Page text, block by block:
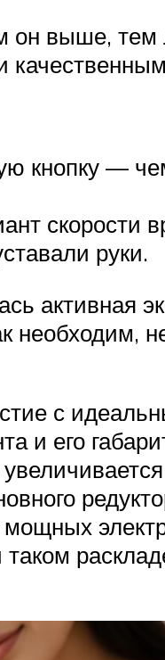
он выше, тем
качественным
кнопку —
скорости
руки.
активная
необходим,
с
и его